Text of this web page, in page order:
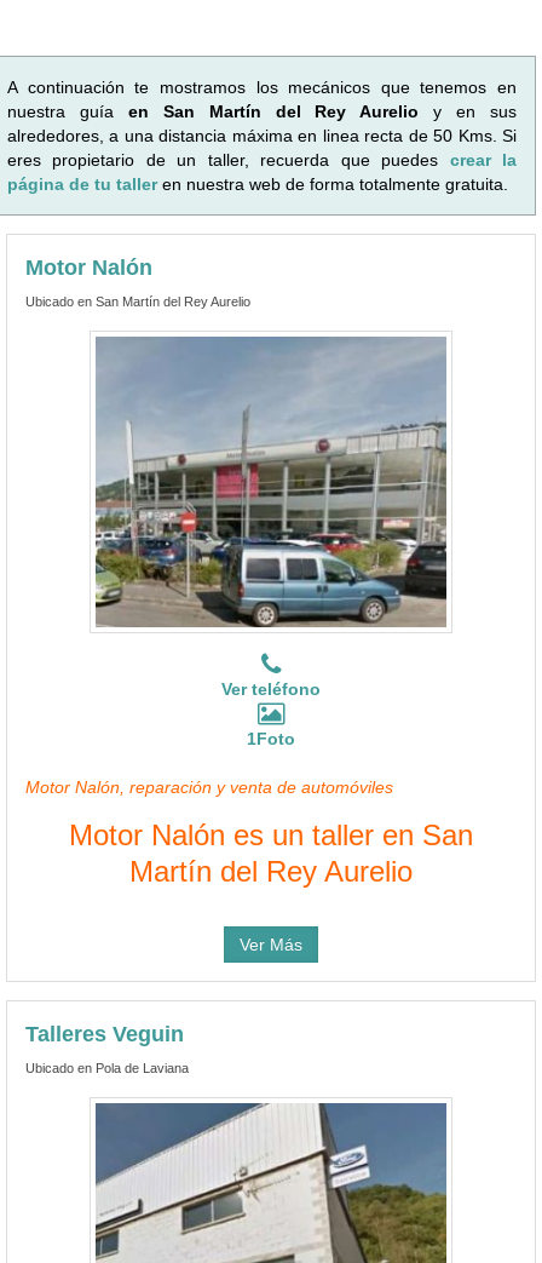
A continuación te mostramos los mecánicos que tenemos en
nuestra guía en San Martín del Rey Aurelio y en sus
alrededores, a una distancia máxima en linea recta de 50 Kms. Si
eres propietario de un taller, recuerda que puedes crear la
página de tu talleren nuestra web de forma totalmente gratuita.
Motor Nalón
Ubicado en San Martín del Rey Aurelio
Ver teléfono
1Foto
Motor Nalón, reparación y venta de automóviles
Motor Nalón es un taller en San
Martín del Rey Aurelio
Ver Más
Talleres Veguin
Ubicado en Pola de Laviana